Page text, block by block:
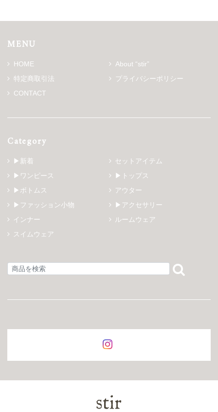
MENU
HOME
About “stir”
特定商取引法
プライバシーポリシー
CONTACT
Category
▶新着
セットアイテム
▶ワンピース
▶トップス
▶ボトムス
アウター
▶ファッション小物
▶アクセサリー
インナー
ルームウェア
スイムウェア